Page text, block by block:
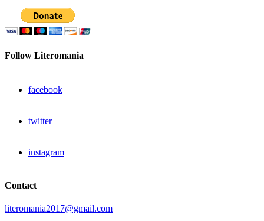
Follow Literomania
facebook
twitter
instagram
Contact
literomania2017@gmail.com